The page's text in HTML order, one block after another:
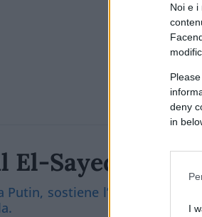
Noi e i
deny
in
I
El-Sayed, il
Putin, sostiene l’Ucraina e la